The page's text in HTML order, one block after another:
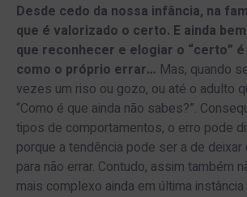
Desde cedo da nossa infância, na
que é valorizado o certo. E ainda
que reconhecer e elogiar o “certo”
como o próprio errar… Mas, quando
vezes um riso ou gozo, ou até o adulto
“Como é que ainda não sabes?”.
tipos de comportamentos, o erro pode
porque a tendência pode ser a de
para não errar. Contudo, assim também
mais complexo ainda em última